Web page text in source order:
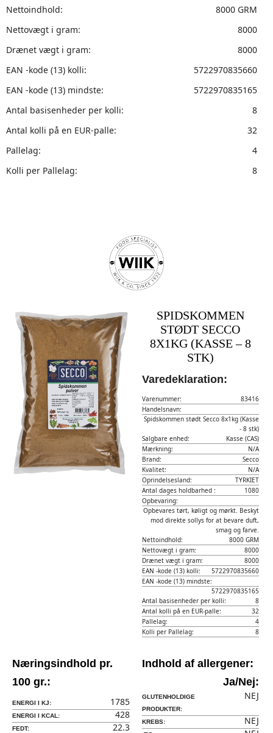
Nettoindhold:
8000 GRM
Nettovægt i gram:
8000
Drænet vægt i gram:
8000
EAN -kode (13) kolli:
5722970835660
EAN -kode (13) mindste:
5722970835165
Antal basisenheder per kolli:
8
Antal kolli på en EUR-palle:
32
Pallelag:
4
Kolli per Pallelag:
8
SPIDSKOMMEN
STØDT SECCO
8X1KG (KASSE – 8
STK)
Varedeklaration:
Varenummer:
83416
Handelsnavn:
Spidskommen stødt Secco 8x1kg (Kasse
- 8 stk)
Salgbare enhed:
Kasse (CAS)
Mærkning:
N/A
Brand:
Secco
Kvalitet:
N/A
Oprindelsesland:
TYRKIET
Antal dages holdbarhed :
1080
Opbevaring:
Opbevares tørt, køligt og mørkt. Beskyt
mod direkte sollys for at bevare duft,
smag og farve.
Nettoindhold:
8000 GRM
Nettovægt i gram:
8000
Drænet vægt i gram:
8000
EAN -kode (13) kolli:
5722970835660
EAN -kode (13) mindste:
5722970835165
Antal basisenheder per kolli:
8
Antal kolli på en EUR-palle:
32
Pallelag:
4
Kolli per Pallelag:
8
Næringsindhold pr.
100 gr.:
ENERGI I KJ: 1785
ENERGI I KCAL: 428
FEDT: 22.3
Indhold af allergener:
Ja/Nej:
GLUTENHOLDIGE
PRODUKTER:
NEJ
KREBS: NEJ